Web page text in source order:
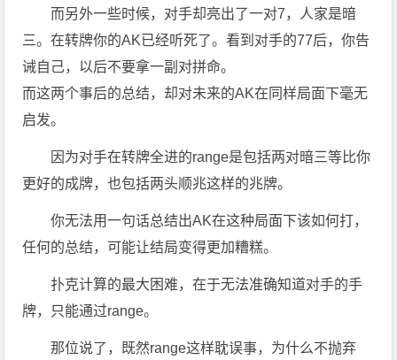
而另外一些时候，对手却亮出了一对7，人家是暗
三。在转牌你的AK已经听死了。看到对手的77后，你告
诫自己，以后不要拿一副对拼命。
而这两个事后的总结，却对未来的AK在同样局面下毫无
启发。
因为对手在转牌全进的range是包括两对暗三等比你
更好的成牌，也包括两头顺兆这样的兆牌。
你无法用一句话总结出AK在这种局面下该如何打，
任何的总结，可能让结局变得更加糟糕。
扑克计算的最大困难，在于无法准确知道对手的手
牌，只能通过range。
那位说了，既然range这样耽误事，为什么不抛弃